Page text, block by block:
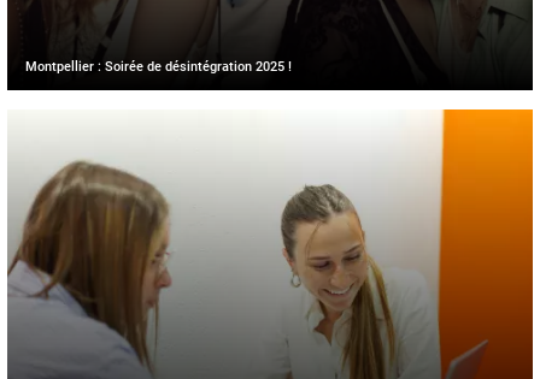
Montpellier : Soirée de désintégration 2025 !